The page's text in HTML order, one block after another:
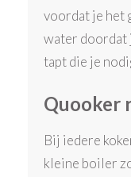
voordat je het
water doordat
tapt die je
Quooker
Bij iedere
kleine boiler